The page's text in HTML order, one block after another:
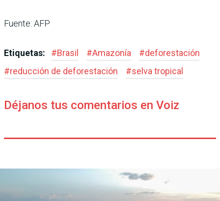
Fuente: AFP
Etiquetas: #Brasil #Amazonía #deforestación
#reducción de deforestación #selva tropical
Déjanos tus comentarios en Voiz